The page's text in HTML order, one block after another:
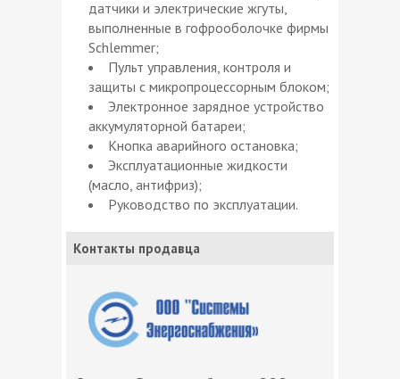
датчики и электрические жгуты,
выполненные в гофрооболочке фирмы
Schlemmer;
Пульт управления, контроля и
защиты с микропроцессорным блоком;
Электронное зарядное устройство
аккумуляторной батареи;
Кнопка аварийного остановка;
Эксплуатационные жидкости
(масло, антифриз);
Руководство по эксплуатации.
Контакты продавца